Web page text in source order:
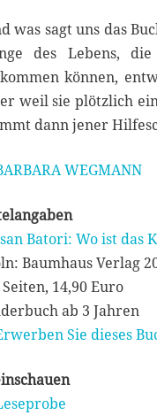
was sagt uns das
des Lebens,
können,
weil sie plötzlich
dann jener
WEGMANN
Batori: Wo ist das
Baumhaus Verlag
Seiten, 14,90 Euro
ab 3 Jahren
Sie dieses